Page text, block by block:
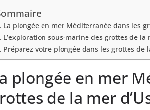
La plongée en mer Méditerranée dans les
L’exploration sous-marine des grottes de la
Préparez votre plongée dans les grottes de
plongée en mer
de la mer